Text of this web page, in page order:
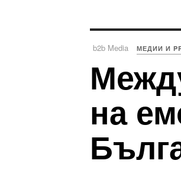
b2b Media МЕДИИ И
на